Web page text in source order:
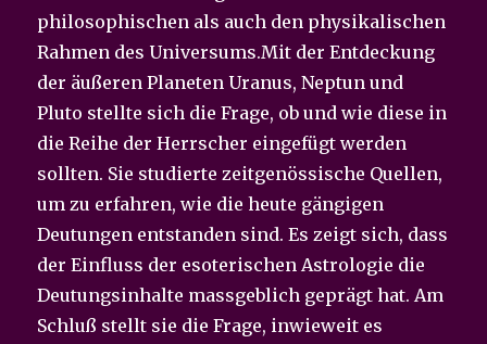
philosophischen als auch den physikalischen
Rahmen des Universums.Mit der Entdeckung
der äußeren Planeten Uranus, Neptun und
Pluto stellte sich die Frage, ob und wie diese in
die Reihe der Herrscher eingefügt werden
sollten. Sie studierte zeitgenössische Quellen,
um zu erfahren, wie die heute gängigen
Deutungen entstanden sind. Es zeigt sich, dass
der Einfluss der esoterischen Astrologie die
Deutungsinhalte massgeblich geprägt hat. Am
Schluß stellt sie die Frage, inwieweit es